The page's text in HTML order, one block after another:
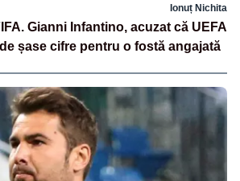
Ionuț Nichita
Gianni Infantino, acuzat că UEFA
șase cifre pentru o fostă angajată